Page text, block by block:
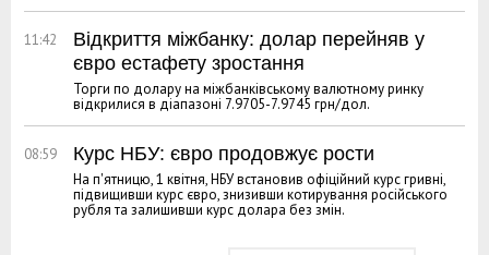
11:42
Відкриття міжбанку: долар перейняв у
євро естафету зростання
Торги по долару на міжбанківському валютному ринку
відкрилися в діапазоні 7.9705-7.9745 грн/дол.
08:59 Курс НБУ: євро продовжує рости
На п'ятницю, 1 квітня, НБУ встановив офіційний курс гривні,
підвищивши курс євро, знизивши котирування російського
рубля та залишивши курс долара без змін.